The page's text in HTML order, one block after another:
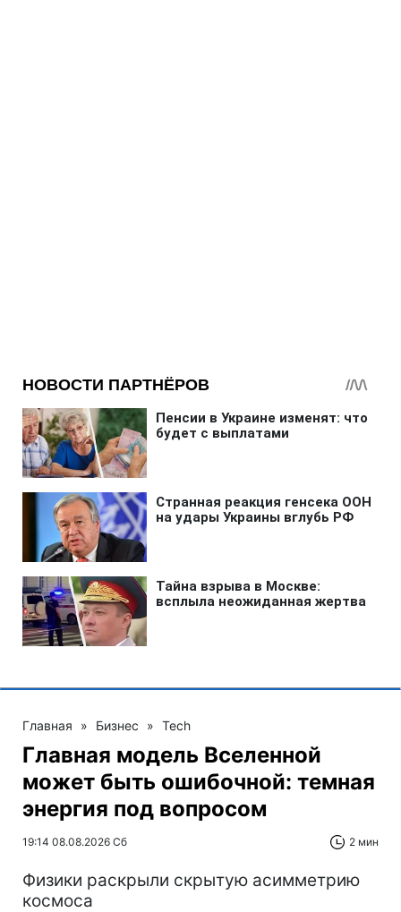
Главная » Бизнес » Tech
Главная модель Вселенной
может быть ошибочной: темная
энергия под вопросом
19:14 08.08.2026 Сб 2 мин
Физики раскрыли скрытую асимметрию
космоса